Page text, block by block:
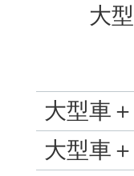
大
大型車
大型車